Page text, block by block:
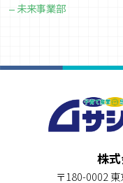
未来事業部
株
〒180-0002